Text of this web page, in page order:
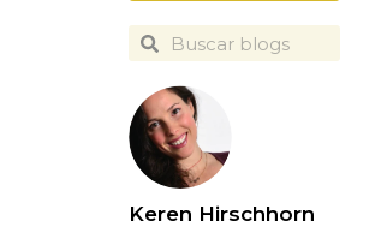
Keren Hirschhorn